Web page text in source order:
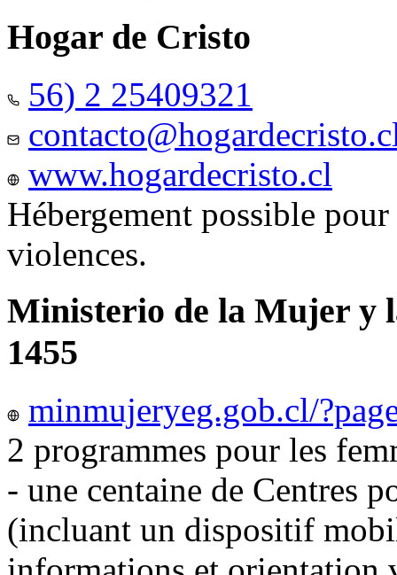
Hogar de Cristo
56) 2 25409321
www.hogardecristo.cl
Hébergement possible
violences.
Ministerio de la Mujer y
1455
minmujeryeg.gob.cl/
2 programmes pour les
- une centaine de Centres
(incluant un dispositif